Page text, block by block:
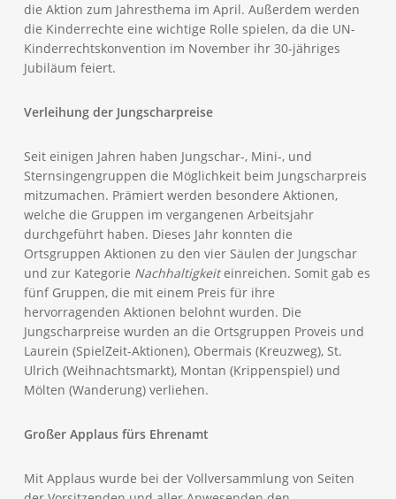
die Aktion zum Jahresthema im April. Außerdem werden
die Kinderrechte eine wichtige Rolle spielen, da die UN-
Kinderrechtskonvention im November ihr 30-jähriges
Jubiläum feiert.
Verleihung der Jungscharpreise
Seit einigen Jahren haben Jungschar-, Mini-, und
Sternsingengruppen die Möglichkeit beim Jungscharpreis
mitzumachen. Prämiert werden besondere Aktionen,
welche die Gruppen im vergangenen Arbeitsjahr
durchgeführt haben. Dieses Jahr konnten die
Ortsgruppen Aktionen zu den vier Säulen der Jungschar
und zur Kategorie Nachhaltigkeiteinreichen. Somit gab es
fünf Gruppen, die mit einem Preis für ihre
hervorragenden Aktionen belohnt wurden. Die
Jungscharpreise wurden an die Ortsgruppen Proveis und
Laurein (SpielZeit-Aktionen), Obermais (Kreuzweg), St.
Ulrich (Weihnachtsmarkt), Montan (Krippenspiel) und
Mölten (Wanderung) verliehen.
Großer Applaus fürs Ehrenamt
Mit Applaus wurde bei der Vollversammlung von Seiten